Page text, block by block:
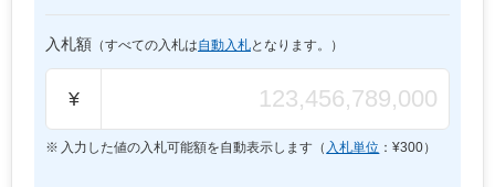
入札額 （すべての入札は自動入札となります。）
¥
入力した値の入札可能額を自動表示します（ 入札単位 ：¥300）